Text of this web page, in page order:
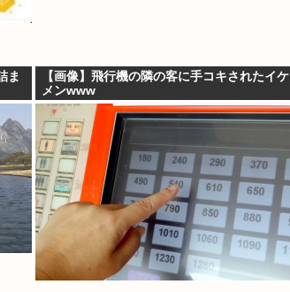
ま
【画像】飛行機の隣の客に手コキされたイケ
メンwww